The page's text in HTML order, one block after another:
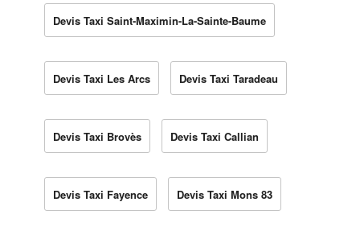
Devis Taxi Saint-Maximin-La-Sainte-Baume
Devis Taxi Les Arcs Devis Taxi Taradeau
Devis Taxi Brovès Devis Taxi Callian
Devis Taxi Fayence Devis Taxi Mons 83